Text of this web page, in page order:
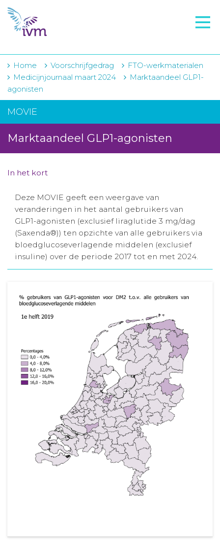
VMI
FTO voorbereiding
IVM-academie
Zorginstellingen
Projecten
Actueel
Winkelwagentje
Aanmelden nieuwsbrief
Toegang leeromgeving
Home Voorschrijfgedrag
FTO-werkmaterialen
Medicijnjournaal maart 2024
Marktaandeel GLP1-
agonisten
MOVIE
Marktaandeel GLP1-agonisten
In het kort
Deze MOVIE geeft een weergave van
veranderingen in het aantal gebruikers van
GLP1-agonisten (exclusief liraglutide 3 mg/dag
(Saxenda®)) ten opzichte van alle gebruikers via
bloedglucoseverlagende middelen (exclusief
insuline) over de periode 2017 tot en met 2024.